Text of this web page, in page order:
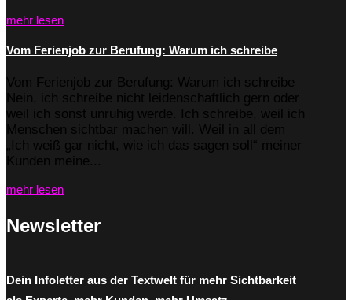
mehr lesen
Vom Ferienjob zur Berufung: Warum ich schreibe
Vom Ferienjob zur Berufung: Warum ich schreibe
Nein, ich schreibe nicht leidenschaftlich gern oder
weil ich sonst unruhig werde. Ich schreibe, weil ich
Menschen sichtbar machen will. Weil in all dem
„Ich weiß gar nicht, wie ich das sagen soll“ meiner
Kunden meine...
mehr lesen
Newsletter
Dein Infoletter aus der Textwelt für mehr Sichtbarkeit